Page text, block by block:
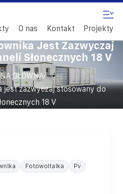
O nas Kontakt Projekty
Jest Zazwyczaj
Słonecznych 18 V
GŁÓWNA/
zazwyczaj stosowany do
18 V
Fotowoltaika
Pv